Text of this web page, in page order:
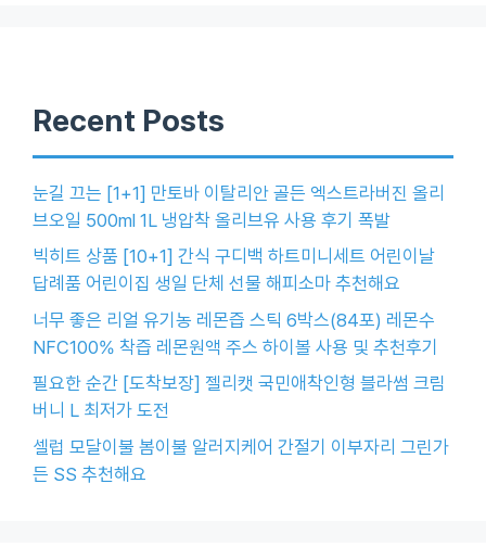
Recent Posts
눈길 끄는 [1+1] 만토바 이탈리안 골든 엑스트라버진 올리
브오일 500ml 1L 냉압착 올리브유 사용 후기 폭발
빅히트 상품 [10+1] 간식 구디백 하트미니세트 어린이날
답례품 어린이집 생일 단체 선물 해피소마 추천해요
너무 좋은 리얼 유기농 레몬즙 스틱 6박스(84포) 레몬수
NFC100% 착즙 레몬원액 주스 하이볼 사용 및 추천후기
필요한 순간 [도착보장] 젤리캣 국민애착인형 블라썸 크림
버니 L 최저가 도전
셀럽 모달이불 봄이불 알러지케어 간절기 이부자리 그린가
든 SS 추천해요